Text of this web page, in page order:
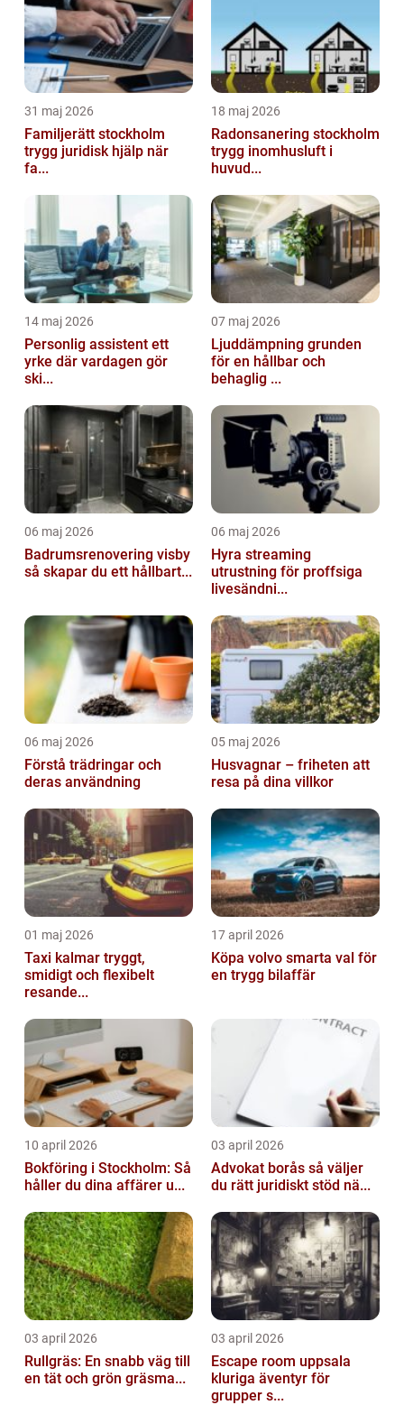
31 maj 2026
Familjerätt stockholm
trygg juridisk hjälp när
fa...
18 maj 2026
Radonsanering stockholm
trygg inomhusluft i
huvud...
14 maj 2026
Personlig assistent ett
yrke där vardagen gör
ski...
07 maj 2026
Ljuddämpning grunden
för en hållbar och
behaglig ...
06 maj 2026
Badrumsrenovering visby
så skapar du ett hållbart...
06 maj 2026
Hyra streaming
utrustning för proffsiga
livesändni...
06 maj 2026
Förstå trädringar och
deras användning
05 maj 2026
Husvagnar – friheten att
resa på dina villkor
01 maj 2026
Taxi kalmar tryggt,
smidigt och flexibelt
resande...
17 april 2026
Köpa volvo smarta val för
en trygg bilaffär
10 april 2026
Bokföring i Stockholm: Så
håller du dina affärer u...
03 april 2026
Advokat borås så väljer
du rätt juridiskt stöd nä...
03 april 2026
Rullgräs: En snabb väg till
en tät och grön gräsma...
03 april 2026
Escape room uppsala
kluriga äventyr för
grupper s...